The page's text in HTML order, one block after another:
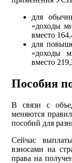
для
«доходы
вместо
для
«доходы
вместо
Пособия
В связи с
меняются
пособий для
Сейчас
взносами на
права на